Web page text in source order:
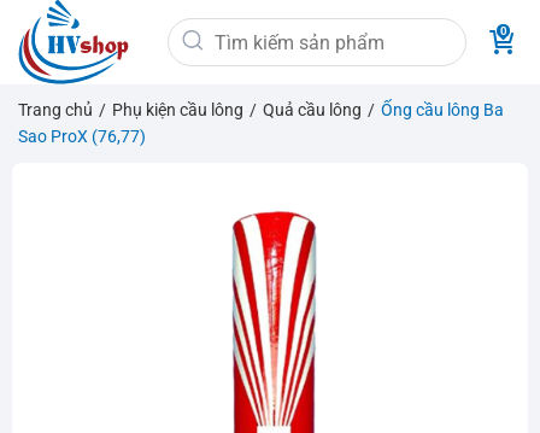
qua
nội
dung
Tìm
kiếm:
Trang chủ / Phụ kiện cầu lông / Quả cầu lông / Ống cầu lông Ba
Sao ProX (76,77)